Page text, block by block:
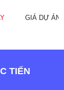
GIÁ DỰ
TIẾN